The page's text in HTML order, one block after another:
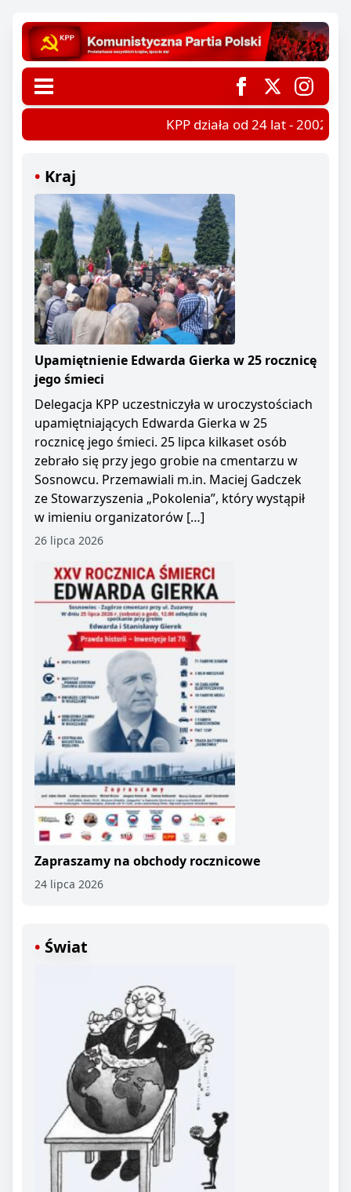
KPP działa od 24 lat - 2002-
Kraj
Upamiętnienie Edwarda Gierka w 25 rocznicę
jego śmieci
Delegacja KPP uczestniczyła w uroczystościach
upamiętniających Edwarda Gierka w 25
rocznicę jego śmieci. 25 lipca kilkaset osób
zebrało się przy jego grobie na cmentarzu w
Sosnowcu. Przemawiali m.in. Maciej Gadczek
ze Stowarzyszenia „Pokolenia”, który wystąpił
w imieniu organizatorów […]
26 lipca 2026
Zapraszamy na obchody rocznicowe
24 lipca 2026
Świat